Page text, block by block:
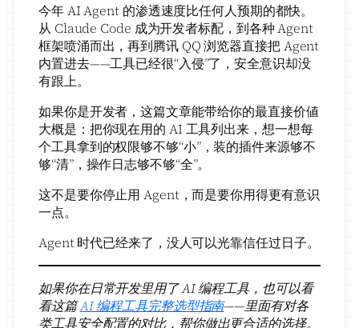
今年 AI Agent 的渗透速度比任何人预期的都快。
从 Claude Code 成为开发者标配，到各种 Agent
框架喷涌而出，再到腾讯 QQ 浏览器直接把 Agent
内置进去——工具已经很“入侵”了，安全意识却没
有跟上。
如果你是开发者，这篇文章能带给你的最直接价値
大概是：把你现在用的 AI 工具列出来，想一想每
个工具拿到的权限够不够“小”，装的插件来源够不
够“清”，操作日志够不够“全”。
这不是要你停止用 Agent，而是要你用得更有意识
一点。
Agent 时代已经来了，没人可以光靠信任过日子。
如果你在日常开发里用了 AI 编程工具，也可以看
看这篇AI 编程工具完整选型指南——里面有对各
类工具安全配置的对比，帮你做出更合适的选择。